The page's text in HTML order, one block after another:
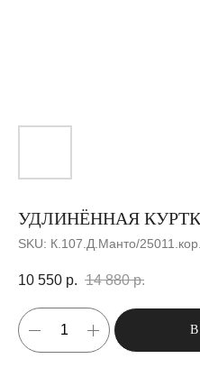
УДЛИНЁННАЯ
SKU: К.107.Д.Манто/
10 550 р. 14 880 р.